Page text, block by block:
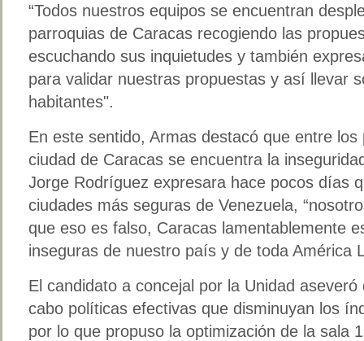
“Todos nuestros equipos se encuentran
parroquias de Caracas recogiendo las
escuchando sus inquietudes y también
para validar nuestras propuestas y así llevar
habitantes".
En este sentido, Armas destacó que entre
ciudad de Caracas se encuentra la
Jorge Rodríguez expresara hace pocos días
ciudades más seguras de Venezuela,
que eso es falso, Caracas lamentablemente
inseguras de nuestro país y de toda América
El candidato a concejal por la Unidad
cabo políticas efectivas que disminuyan los
por lo que propuso la optimización de la sala